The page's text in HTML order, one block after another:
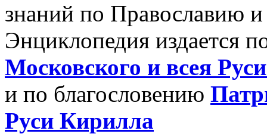
знаний по Православию
Энциклопедия издается
Московского и всея
и по благословению
Руси Кирилла